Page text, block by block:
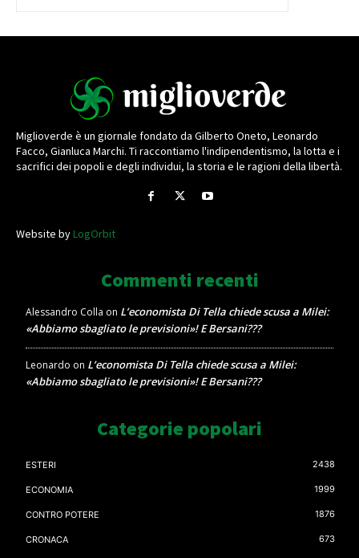
Miglioverde è un giornale fondato da Gilberto Oneto, Leonardo
Facco, Gianluca Marchi. Ti raccontiamo l'indipendentismo, la lotta e i
sacrifici dei popoli e degli individui, la storia e le ragioni della libertà.
Website byLogOrbit
Commenti recenti
Alessandro Colla on L’economista Di Tella chiede scusa a Milei:
«Abbiamo sbagliato le previsioni»! E Bersani???
Leonardo on L’economista Di Tella chiede scusa a Milei:
«Abbiamo sbagliato le previsioni»! E Bersani???
Categorie popolari
ESTERI 2438
ECONOMIA 1999
CONTRO POTERE 1876
CRONACA 673